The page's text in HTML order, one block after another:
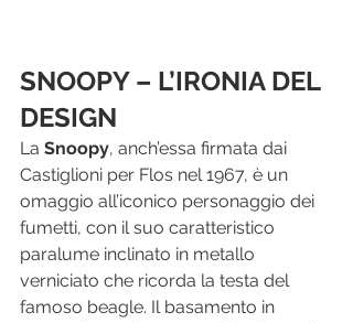
SNOOPY – L’IRONIA DEL
DESIGN
La Snoopy, anch’essa firmata dai
Castiglioni per Flos nel 1967, è un
omaggio all’iconico personaggio dei
fumetti, con il suo caratteristico
paralume inclinato in metallo
verniciato che ricorda la testa del
famoso beagle. Il basamento in